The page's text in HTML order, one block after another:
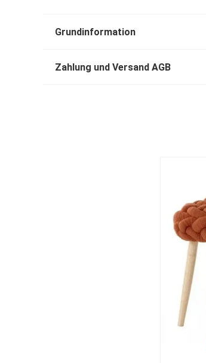
Grundinformation
Zahlung und Versand AGB